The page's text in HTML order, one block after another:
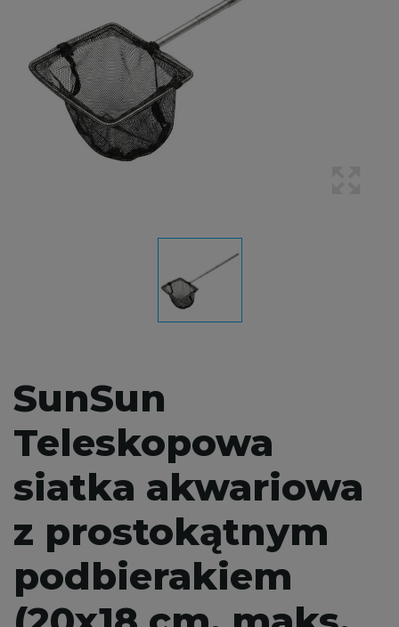
SunSun
Teleskopowa
siatka akwariowa
z prostokątnym
podbierakiem